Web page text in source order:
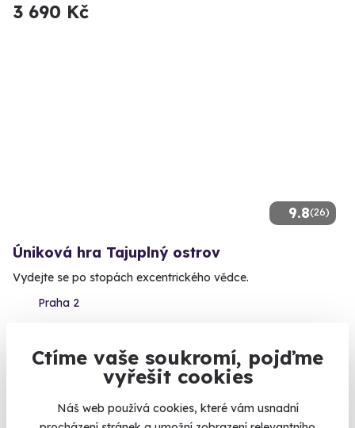
Ctíme vaše soukromí, pojďme
vyřešit cookies
Náš web používá cookies, které vám usnadní
3 690 Kč
9.8(26)
Úniková hra Tajuplný ostrov
Vydejte se po stopách excentrického vědce.
Praha 2